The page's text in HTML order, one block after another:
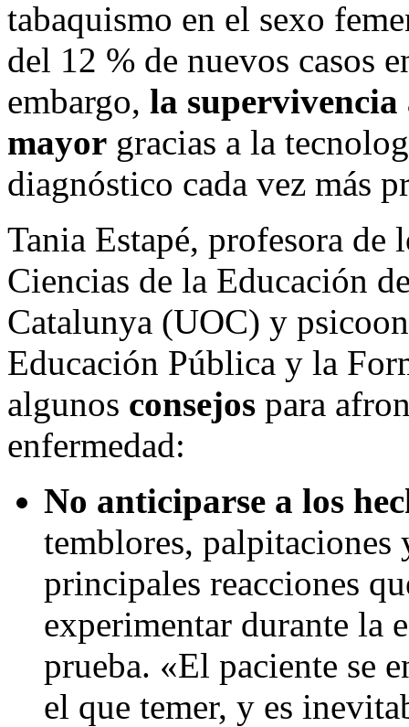
tabaquismo en el sexo
del 12 % de nuevos casos
embargo, la supervivencia
mayor gracias a la
diagnóstico cada vez más
Tania Estapé, profesora
Ciencias de la Educación
Catalunya (UOC) y
Educación Pública y la
algunos consejos para
enfermedad:
No anticiparse a los
temblores, palpitaciones
principales reacciones
experimentar durante la
prueba. «El paciente se
el que temer, y es